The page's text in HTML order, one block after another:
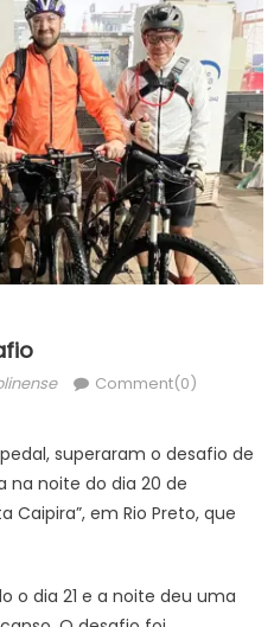
Comment(0)
superaram o desafio de
na noite do dia 20 de
Caipira”, em Rio Preto, que
o dia 21 e a noite deu uma